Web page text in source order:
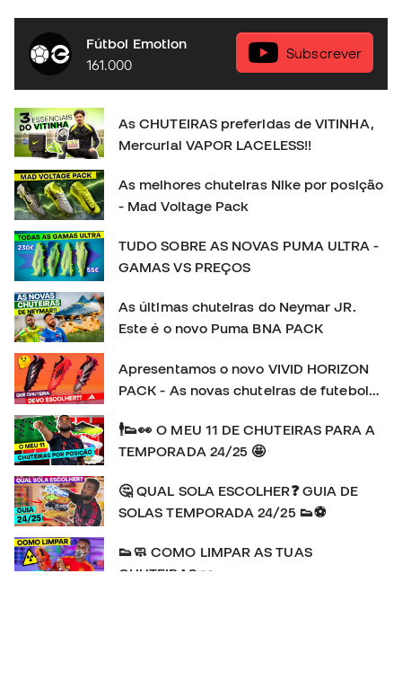
seleção. Descobre a nova coleção Nike Football na tua
loja Fútbol Emotion mas perto de ti, ou então na nossa
loja online em 🛒 https://www.futbolemotion.com/pt
#nikefootball #nikemercurial #vitinha
Fútbol Emotion
161.000
Subscrever
As CHUTEIRAS preferidas de VITINHA,
Mercurial VAPOR LACELESS!!
As melhores chuteiras Nike por posição
- Mad Voltage Pack
TUDO SOBRE AS NOVAS PUMA ULTRA -
GAMAS VS PREÇOS
As últimas chuteiras do Neymar JR.
Este é o novo Puma BNA PACK
Apresentamos o novo VIVID HORIZON
PACK - As novas chuteiras de futebol
🕴👟👀 O MEU 11 DE CHUTEIRAS PARA A
TEMPORADA 24/25 🤩
🤔 QUAL SOLA ESCOLHER❓ GUIA DE
SOLAS TEMPORADA 24/25 👟⚽
👟🧼 COMO LIMPAR AS TUAS
CHUTEIRAS 👀